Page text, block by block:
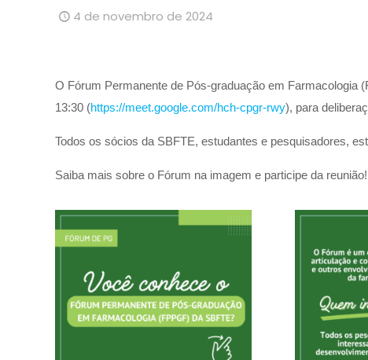
4 de novembro de 2024
O Fórum Permanente de Pós-graduação em Farmacologia
13:30 (https://meet.google.com/hch-cpgr-rwy), para
Todos os sócios da SBFTE, estudantes e pesquisadores,
Saiba mais sobre o Fórum na imagem e participe da reunião!